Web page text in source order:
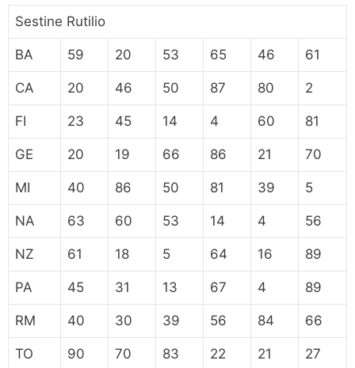
Sestine Rutilio
BA 59 20 53 65 46 61
CA 20 46 50 87 80 2
FI 23 45 14 4 60 81
GE 20 19 66 86 21 70
MI 40 86 50 81 39 5
NA 63 60 53 14 4 56
NZ 61 18 5 64 16 89
PA 45 31 13 67 4 89
RM 40 30 39 56 84 66
TO 90 70 83 22 21 27